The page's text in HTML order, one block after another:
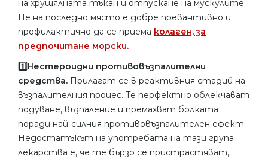
на хрущялната тъкан и отпускане на мускулите.
Не на последно място е добре превантивно и
профилактично да се приема колаген, за
предпочитане морски.
1️⃣Нестероидни противовъзпалителни
средства. Прилагат се в реактивния стадий на
възпалителния процес. Те перфектно облекчават
подуване, възпаление и премахват болката
поради най-силния противовъзпалителен ефект.
Недостатъкът на употребата на тази група
лекарства е, че те бързо се пристрастяват,